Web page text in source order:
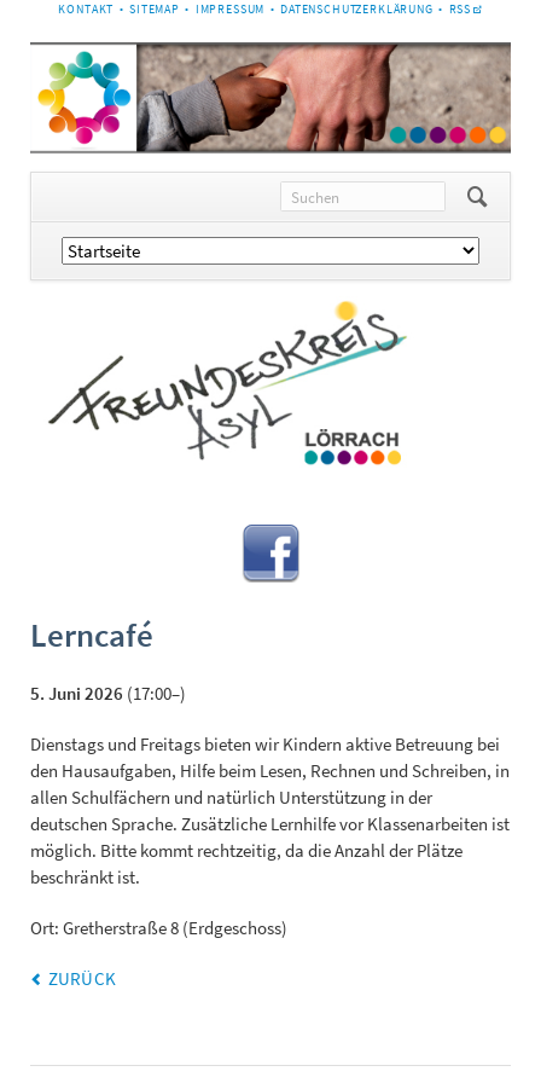
NAVIGATION
KONTAKT SITEMAP IMPRESSUM DATENSCHUTZERKLÄRUNG RSS
Navigation
überspringen
Lerncafé
5. Juni 2026 (17:00–)
Dienstags und Freitags bieten wir Kindern aktive Betreuung bei
den Hausaufgaben, Hilfe beim Lesen, Rechnen und Schreiben, in
allen Schulfächern und natürlich Unterstützung in der
deutschen Sprache. Zusätzliche Lernhilfe vor Klassenarbeiten ist
möglich. Bitte kommt rechtzeitig, da die Anzahl der Plätze
beschränkt ist.
Ort: Gretherstraße 8 (Erdgeschoss)
ZURÜCK